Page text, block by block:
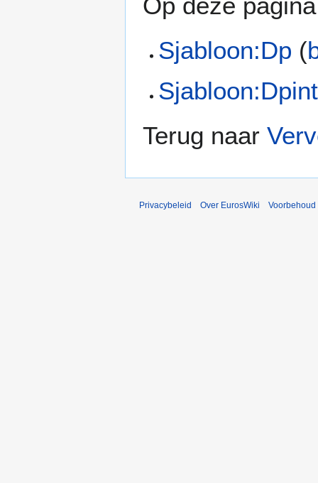
Sjabloon:Dp (
Terug naar
Privacybeleid Over EurosWiki Voorbehoud